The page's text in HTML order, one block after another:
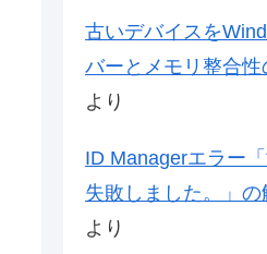
古いデバイスを
バーとメモリ整合
より
ID Managerエラー
失敗しました。」の
より